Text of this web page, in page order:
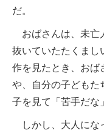
だ。
おばさんは、未亡
抜いていたたくまし
作を見たとき、おば
や、自分の子どもた
子を見て「苦手だな
しかし、大人にな